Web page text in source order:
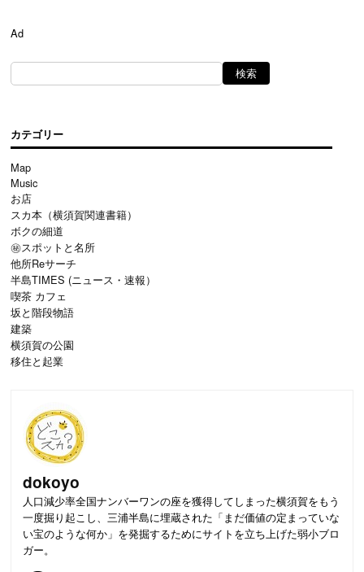
Ad
カテゴリー
Map
Music
お店
スカ本（横須賀関連書籍）
ボクの細道
㊙スポットと名所
他所Reサーチ
半島TIMES (ニュース・速報）
喫茶 カフェ
坂と階段物語
建築
横須賀の公園
移住と起業
dokoyo
人口減少率全国ナンバーワンの座を獲得してしまった横須賀をもう
一度掘り起こし、三浦半島に埋蔵された「まだ価値の定まっていな
い宝のような何か」を発掘するためにサイトを立ち上げた弱小ブロ
ガー。